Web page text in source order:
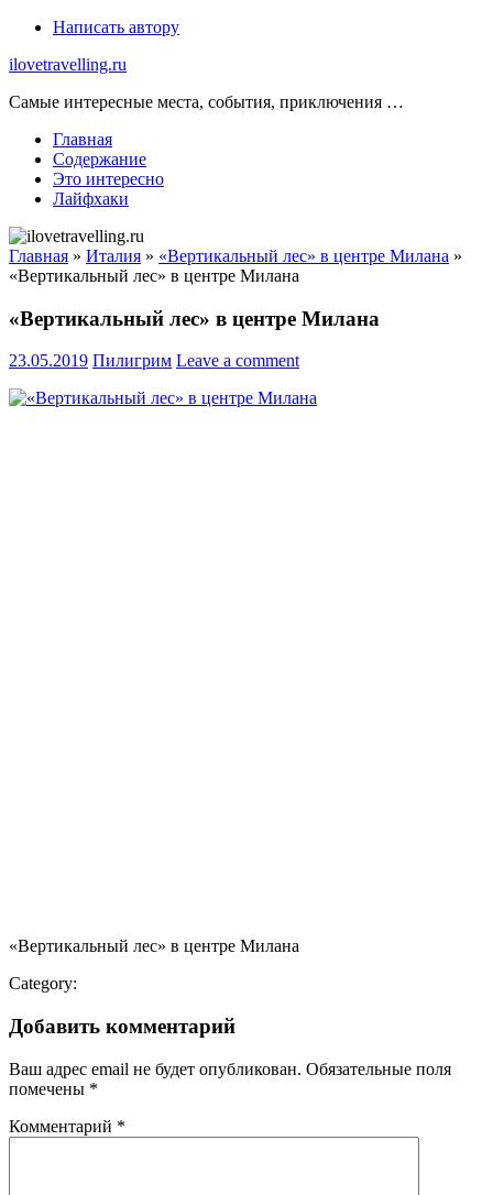
Skip
content
Написать автору
ilovetravelling.ru
Самые интересные места, события, приключения …
Главная
Содержание
Это интересно
Лайфхаки
Главная » Италия » «Вертикальный лес» в центре Милана »
«Вертикальный лес» в центре Милана
«Вертикальный лес» в центре Милана
23.05.2019 Пилигрим Leave a comment
«Вертикальный лес» в центре Милана
Category:
Добавить комментарий
Ваш адрес email не будет опубликован. Обязательные поля
помечены *
Комментарий *